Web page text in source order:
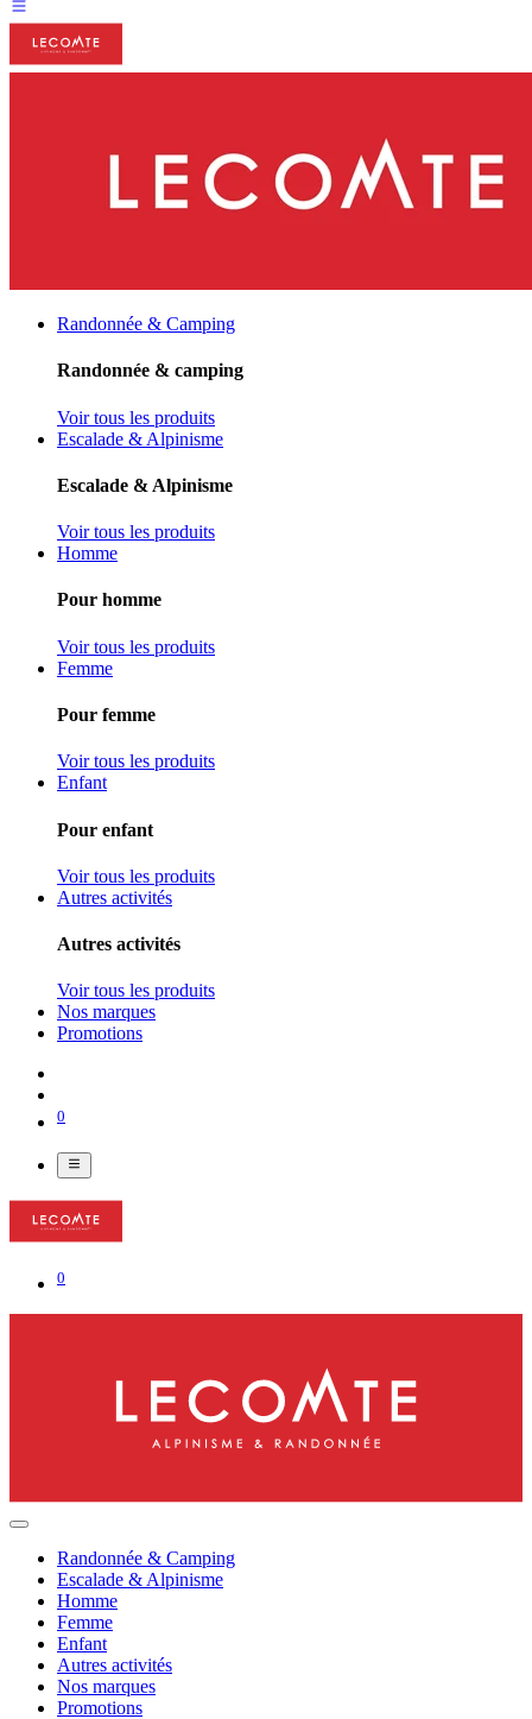
Randonnée & Camping
Randonnée & camping
Voir tous les produits
Escalade & Alpinisme
Escalade & Alpinisme
Voir tous les produits
Homme
Pour homme
Voir tous les produits
Femme
Pour femme
Voir tous les produits
Enfant
Pour enfant
Voir tous les produits
Autres activités
Autres activités
Voir tous les produits
Nos marques
Promotions
0
0
Randonnée & Camping
Escalade & Alpinisme
Homme
Femme
Enfant
Autres activités
Nos marques
Promotions